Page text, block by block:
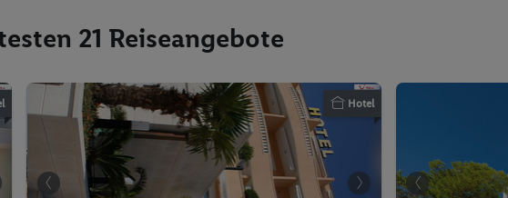
21 Reiseangebote
Hotel